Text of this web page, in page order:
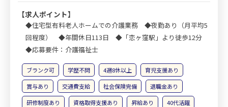
【求人ポイント】
◆住宅型有料老人ホームでの介護業務 ◆夜勤あり（月平均5
回程度） ◆年間休日113日 ◆「恋ヶ窪駅」より徒歩12分
◆応募要件：介護福祉士
ブランク可 学歴不問 4週8休以上
育児支援あり
賞与あり
交通費支給 社会保険完備
退職金あり
研修制度あり
資格取得支援あり 昇給あり 40代活躍